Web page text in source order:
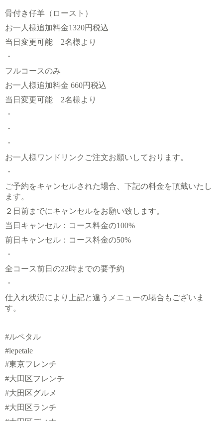
骨付き仔羊（ロースト）
お一人様追加料金1320円税込
当日変更可能 2名様より
・
フルコースのみ
お一人様追加料金 660円税込
当日変更可能 2名様より
・
・
・
お一人様ワンドリンクご注文お願いしております。
・
ご予約をキャンセルされた場合、下記の料金を頂戴いたし
ます。
２日前までにキャンセルをお願い致します。
当日キャンセル：コース料金の100%
前日キャンセル：コース料金の50%
・
全コース前日の22時までの要予約
・
仕入れ状況により上記と違うメニューの場合もございま
す。
#ルペタル
#lepetale
#東京フレンチ
#大田区フレンチ
#大田区グルメ
#大田区ランチ